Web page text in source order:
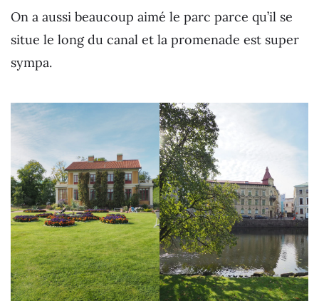
On a aussi beaucoup aimé le parc parce qu’il se
situe le long du canal et la promenade est super
sympa.